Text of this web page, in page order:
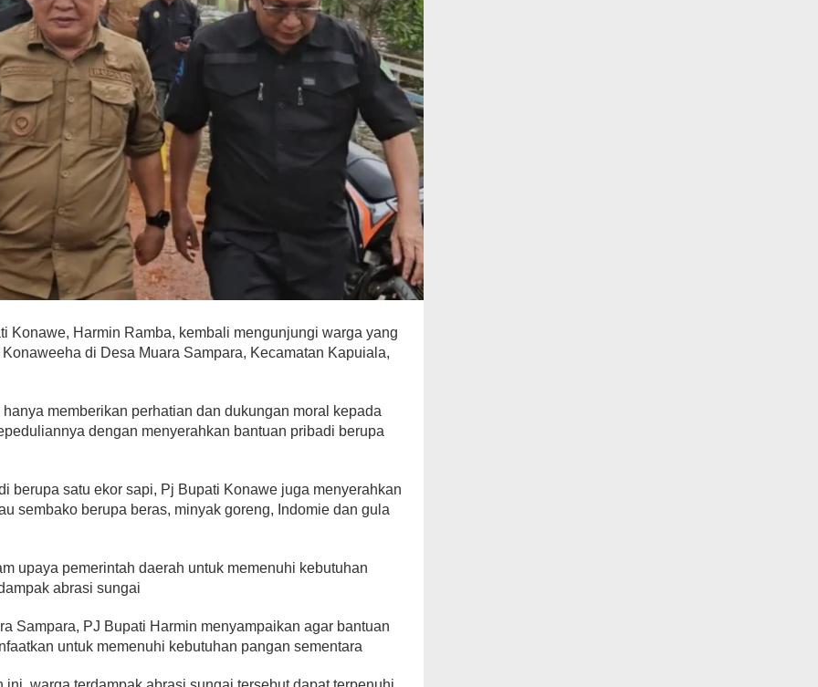
Konawe, Harmin Ramba, kembali mengunjungi warga yang
di Desa Muara Sampara, Kecamatan Kapuiala,
memberikan perhatian dan dukungan moral kepada
dengan menyerahkan bantuan pribadi berupa
berupa satu ekor sapi, Pj Bupati Konawe juga menyerahkan
sembako berupa beras, minyak goreng, Indomie dan gula
upaya pemerintah daerah untuk memenuhi kebutuhan
abrasi sungai
Sampara, PJ Bupati Harmin menyampaikan agar bantuan
untuk memenuhi kebutuhan pangan sementara